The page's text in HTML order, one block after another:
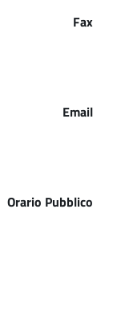
Fax
Email
Orario Pubblico